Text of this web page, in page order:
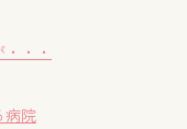
・・
病院